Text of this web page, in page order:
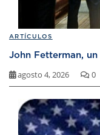
ARTÍCULOS
John Fetterman,
agosto 4, 2026 0